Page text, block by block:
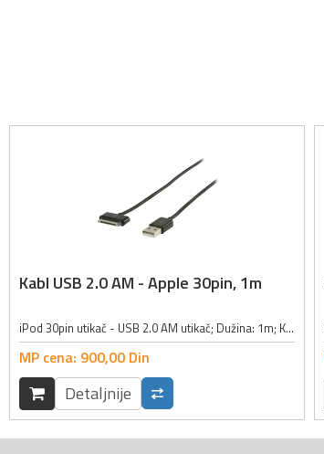
Kabl USB 2.0 AM - Apple 30pin, 1m
iPod 30pin utikač - USB 2.0 AM utikač; Dužina: 1m; Koristi se za iPhone iPod uređaje za punjenje i prenos podataka;
MP cena: 900,00 Din
Detaljnije